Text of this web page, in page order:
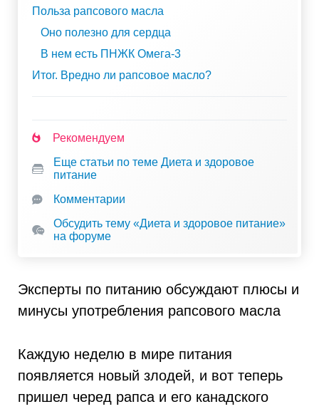
Польза рапсового масла
Оно полезно для сердца
В нем есть ПНЖК Омега-3
Итог. Вредно ли рапсовое масло?
Рекомендуем
Еще статьи по теме Диета и здоровое
питание
Комментарии
Обсудить тему «Диета и здоровое питание»
на форуме
Эксперты по питанию обсуждают плюсы и
минусы употребления рапсового масла
Каждую неделю в мире питания
появляется новый злодей, и вот теперь
пришел черед рапса и его канадского